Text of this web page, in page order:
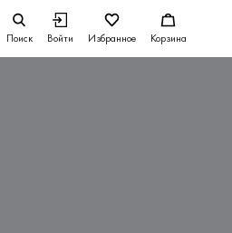
Поиск Войти Избранное Корзина